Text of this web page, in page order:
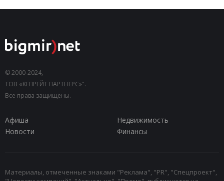
© 2000-2024,
ТОВ «КЕПРЕЙТ ПАРТНЕРС»".
Все права защищены.
Афиша
Недвижимость
Новости
Финансы
Материалы, отмеченные знаками "Реклама", "PR", "Спецпроект",